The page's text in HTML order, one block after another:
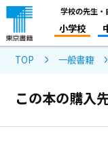
学校の先生・
小学校
TOP 一般書籍
この本の購入